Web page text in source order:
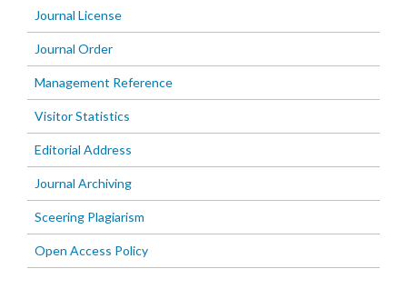
Journal License
Journal Order
Management Reference
Visitor Statistics
Editorial Address
Journal Archiving
Sceering Plagiarism
Open Access Policy